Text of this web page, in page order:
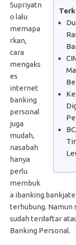
Supriyatn
o lalu
memapa
rkan,
cara
mengaks
es
internet
banking
personal
juga
mudah,
nasabah
hanya
perlu
membuk
a
terhubung. Namun
sudah terdaftar
Banking Personal.